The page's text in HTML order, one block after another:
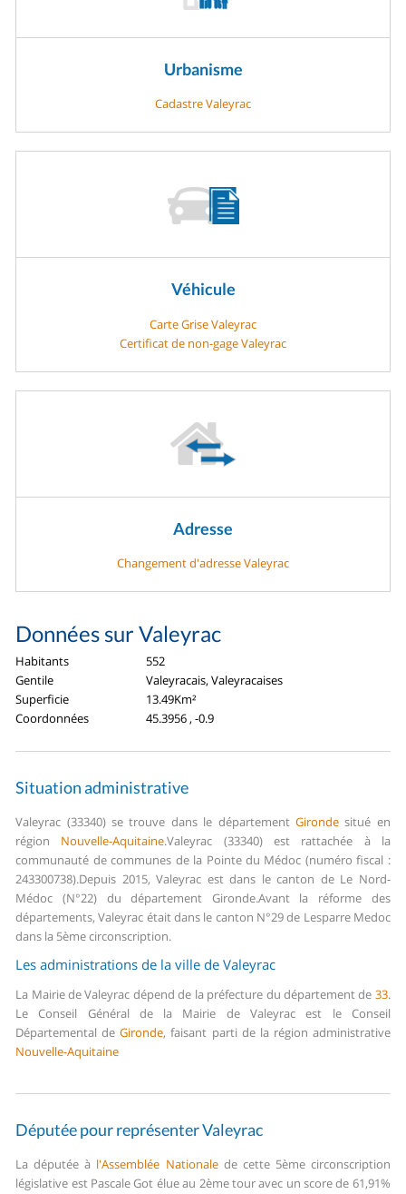
Urbanisme
Cadastre Valeyrac
Véhicule
Carte Grise Valeyrac
Certificat de non-gage Valeyrac
Adresse
Changement d'adresse Valeyrac
Données sur Valeyrac
Habitants
552
Gentile
Valeyracais, Valeyracaises
Superficie
13.49Km²
Coordonnées
45.3956 , -0.9
Situation administrative
Valeyrac (33340) se trouve dans le département Gironde situé en
région Nouvelle-Aquitaine.Valeyrac (33340) est rattachée à la
communauté de communes de la Pointe du Médoc (numéro fiscal :
243300738).Depuis 2015, Valeyrac est dans le canton de Le Nord-
Médoc (N°22) du département Gironde.Avant la réforme des
départements, Valeyrac était dans le canton N°29 de Lesparre Medoc
dans la 5ème circonscription.
Les administrations de la ville de Valeyrac
La Mairie de Valeyrac dépend de la préfecture du département de 33.
Le Conseil Général de la Mairie de Valeyrac est le Conseil
Départemental deGironde, faisant parti de la région administrative
Nouvelle-Aquitaine
Députée pour représenter Valeyrac
La députée à l'Assemblée Nationalede cette 5ème circonscription
législative est Pascale Got élue au 2ème tour avec un score de 61,91%